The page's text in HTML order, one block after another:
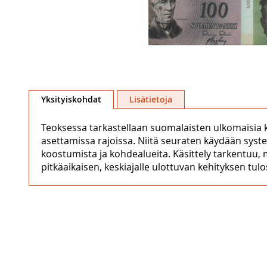
to
the
images
gallery
Yksityiskohdat
Teoksessa tarkastellaan suomalaisten
asettamissa rajoissa. Niitä seuraten käydään
koostumista ja kohdealueita. Käsittely tarkentuu,
pitkäaikaisen, keskiajalle ulottuvan kehityksen
Lisätietoja